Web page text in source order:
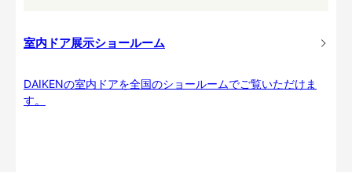
室内ドア展示ショールーム
DAIKENの室内ドアを全国のショールームでご覧いただけま
す。